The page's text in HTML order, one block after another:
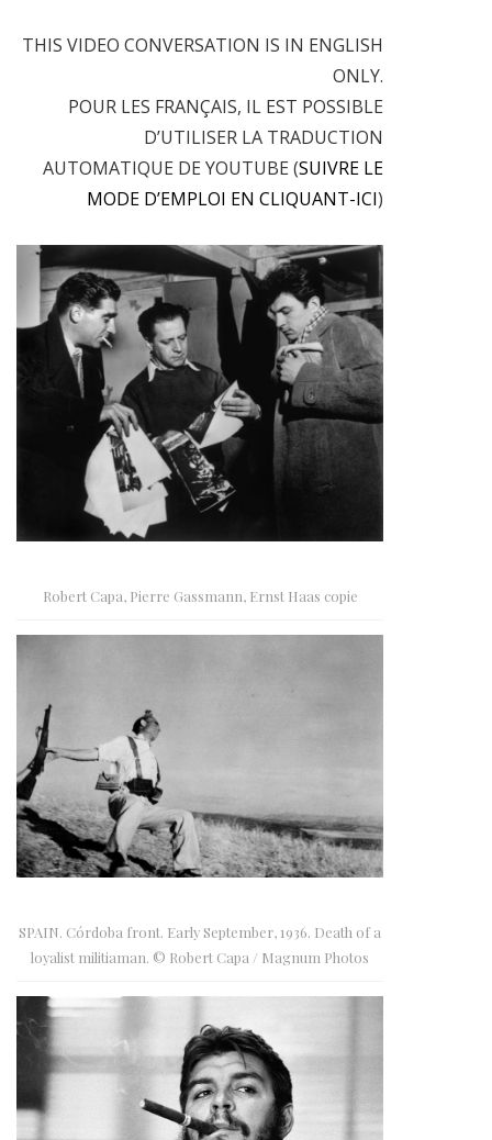
THIS VIDEO CONVERSATION IS IN ENGLISH
ONLY.
POUR LES FRANÇAIS, IL EST POSSIBLE
D’UTILISER LA TRADUCTION
AUTOMATIQUE DE YOUTUBE (SUIVRE LE
MODE D’EMPLOI EN CLIQUANT-ICI)
Robert Capa, Pierre Gassmann, Ernst Haas copie
SPAIN. Córdoba front. Early September, 1936. Death of a
loyalist militiaman. © Robert Capa / Magnum Photos